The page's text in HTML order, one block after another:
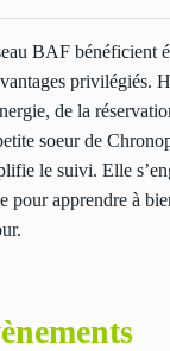
BAF bénéficient
privilégiés.
de la
soeur de
le suivi. Elle
pour apprendre à